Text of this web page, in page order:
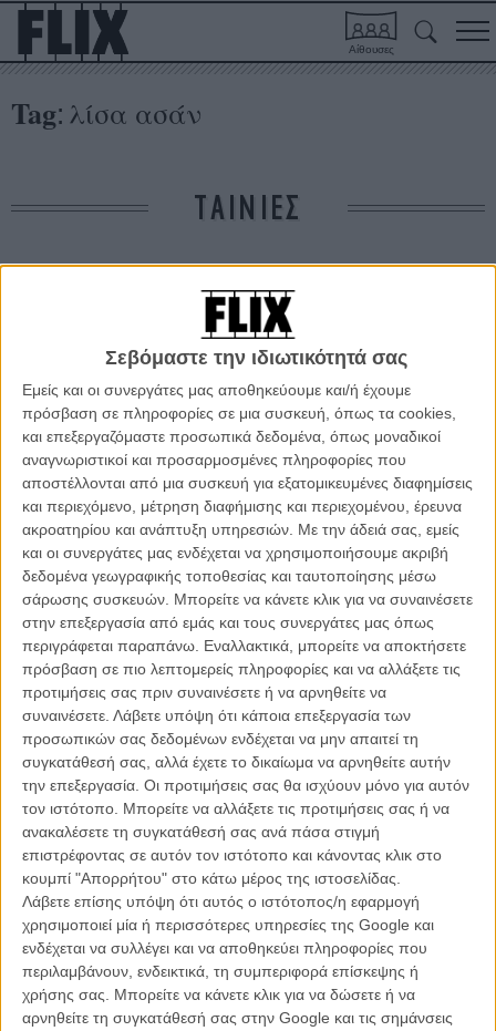
Σεβόμαστε την ιδιωτικότητά σας
Εμείς και οι συνεργάτες μας αποθηκεύουμε και/ή έχουμε
πρόσβαση σε πληροφορίες σε μια συσκευή, όπως τα cookies,
και επεξεργαζόμαστε προσωπικά δεδομένα, όπως μοναδικοί
αναγνωριστικοί και προσαρμοσμένες πληροφορίες που
αποστέλλονται από μια συσκευή για εξατομικευμένες διαφημίσεις
και περιεχόμενο, μέτρηση διαφήμισης και περιεχομένου, έρευνα
ακροατηρίου και ανάπτυξη υπηρεσιών. Με την άδειά σας, εμείς
και οι συνεργάτες μας ενδέχεται να χρησιμοποιήσουμε ακριβή
δεδομένα γεωγραφικής τοποθεσίας και ταυτοποίησης μέσω
σάρωσης συσκευών. Μπορείτε να κάνετε κλικ για να συναινέσετε
στην επεξεργασία από εμάς και τους συνεργάτες μας όπως
περιγράφεται παραπάνω. Εναλλακτικά, μπορείτε να αποκτήσετε
πρόσβαση σε πιο λεπτομερείς πληροφορίες και να αλλάξετε τις
προτιμήσεις σας πριν συναινέσετε ή να αρνηθείτε να
συναινέσετε. Λάβετε υπόψη ότι κάποια επεξεργασία των
προσωπικών σας δεδομένων ενδέχεται να μην απαιτεί τη
συγκατάθεσή σας, αλλά έχετε το δικαίωμα να αρνηθείτε αυτήν
την επεξεργασία. Οι προτιμήσεις σας θα ισχύουν μόνο για αυτόν
τον ιστότοπο. Μπορείτε να αλλάξετε τις προτιμήσεις σας ή να
ανακαλέσετε τη συγκατάθεσή σας ανά πάσα στιγμή
επιστρέφοντας σε αυτόν τον ιστότοπο και κάνοντας κλικ στο
κουμπί "Απορρήτου" στο κάτω μέρος της ιστοσελίδας.
Λάβετε επίσης υπόψη ότι αυτός ο ιστότοπος/η εφαρμογή
χρησιμοποιεί μία ή περισσότερες υπηρεσίες της Google και
ενδέχεται να συλλέγει και να αποθηκεύει πληροφορίες που
περιλαμβάνουν, ενδεικτικά, τη συμπεριφορά επίσκεψης ή
χρήσης σας. Μπορείτε να κάνετε κλικ για να δώσετε ή να
αρνηθείτε τη συγκατάθεσή σας στην Google και τις σημάνσεις
Αίθουσες
Tag: λίσα ασάν
ΤΑΙΝΙΕΣ
Δε βρέθηκαν σχετικές κριτικές ταινιών.
ΑΡΘΡΑ
Θεσσαλονίκη 2015: Η Λίσα Ασάν μιλά για τους «White
People» στην κάμερα του Flix
ΝΕΑ /14 ΝΟΕ 2015/ Λήδα Γαλανού
Βιμ Βέντερς
Συνέντευξη
Η επιτυχία είναι υπερτιμημένη. Δεν σε κάνει
καλύτερο, δεν σε πάει πουθενά η επιτυχία. Είναι
απλώς ένα ωραίο, ανεβαστικό, επιφανειακό
συναίσθημα.»
CONNECT
Εγγράψου στο εβδομαδιαίο newsletter μας.